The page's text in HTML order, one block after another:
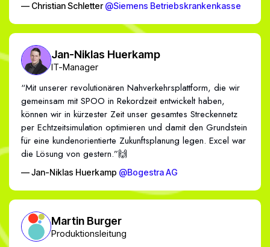
— Christian Schletter@Siemens Betriebskrankenkasse
Jan-Niklas Huerkamp
IT-Manager
“Mit unserer revolutionären Nahverkehrsplattform, die wir
gemeinsam mit SPOO in Rekordzeit entwickelt haben,
können wir in kürzester Zeit unser gesamtes Streckennetz
per Echtzeitsimulation optimieren und damit den Grundstein
für eine kundenorientierte Zukunftsplanung legen. Excel war
die Lösung von gestern.”🙌
— Jan-Niklas Huerkamp @Bogestra AG
Martin Burger
Produktionsleitung